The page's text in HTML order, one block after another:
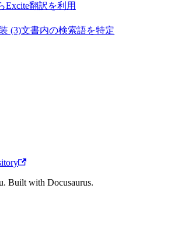
Excite翻訳を利用
(3)文書内の検索語を特定
Built with Docusaurus.